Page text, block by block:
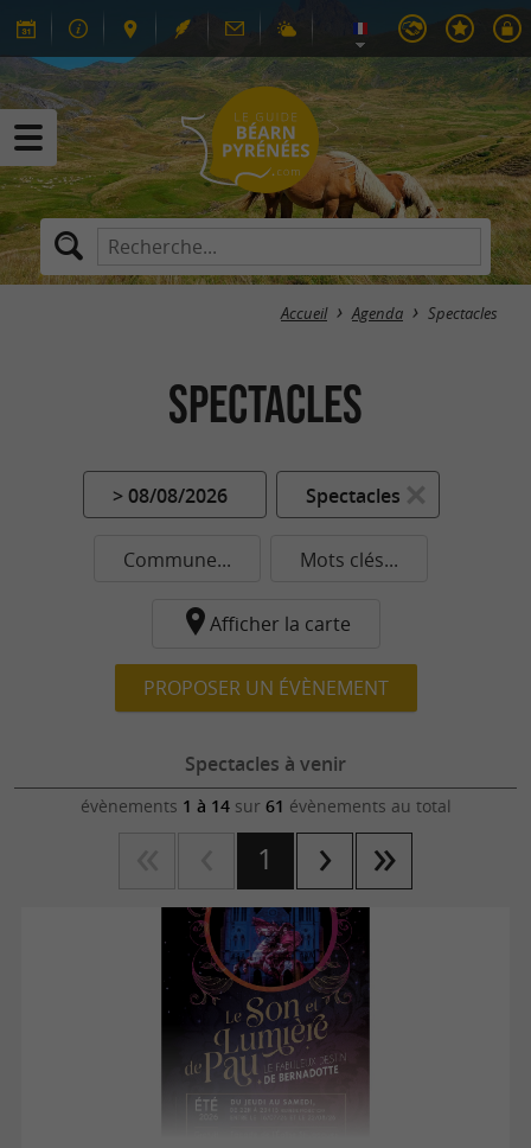
Accueil Agenda Spectacles
Spectacles
> 08/08/2026 Spectacles
Commune... Mots clés...
Afficher la carte
PROPOSER UN ÉVÈNEMENT
Spectacles à venir
évènements 1 à 14sur 61 évènements au total
1